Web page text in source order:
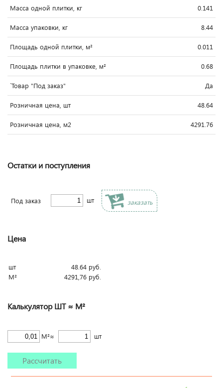
Масса одной плитки, кг 0.141
Масса упаковки, кг 8.44
Площадь одной плитки, м² 0.011
Площадь плитки в упаковке, м² 0.68
`Товар "Под заказ" Да
Розничная цена, шт 48.64
Розничная цена, м2 4291.76
Остатки и поступления
Под заказ шт заказать
Цена
шт 48.64 руб.
М²
4291,76 руб.
Калькулятор ШТ ≈ М²
М²≈ шт
Рассчитать